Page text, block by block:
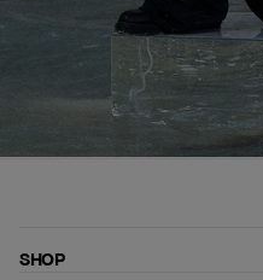
SHOP